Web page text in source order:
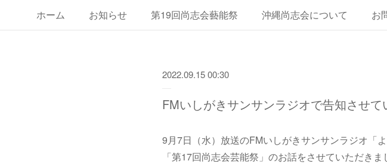
ホーム お知らせ 第19回尚志会藝能祭 沖縄尚志会について お
2022.09.15 00:30
FMいしがきサンサンラジオで告知させて
9月7日（水）放送のFMいしがきサンサンラジオ「
「第17回尚志会芸能祭」のお話をさせていただきま